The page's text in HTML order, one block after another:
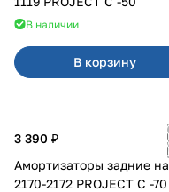
В наличии
В корзину
3 390 ₽
Амортизаторы задние на
2170-2172 PROJECT С -70